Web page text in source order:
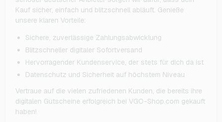
Kauf sicher, einfach und blitzschnell abläuft. Genieße
unsere klaren Vorteile:
Sichere, zuverlässige Zahlungsabwicklung
Blitzschneller digitaler Sofortversand
Hervorragender Kundenservice, der stets für dich da ist
Datenschutz und Sicherheit auf höchstem Niveau
Vertraue auf die vielen zufriedenen Kunden, die bereits ihre
digitalen Gutscheine erfolgreich bei VGO-Shop.com gekauft
haben!